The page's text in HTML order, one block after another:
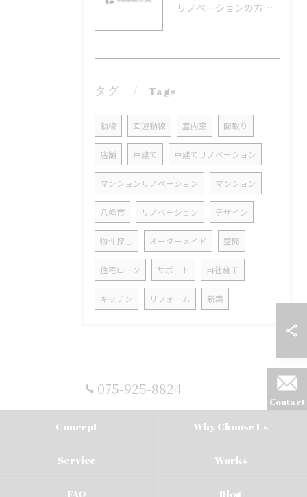
リノベーションの方向性を京都府相楽郡南山城村で実現するための補助金活用と地域資源活用ガイド
タグ Tags
動線 回遊動線 室内窓 間取り
店舗 戸建て 戸建てリノベーション
マンションリノベーション マンション
八幡市 リノベーション デザイン
物件探し オーダーメイド 空間
住宅ローン サポート 自社施工
キッチン リフォーム 新築
075-925-8824
Contact
Concept Why Choose Us
Service Works
FAQ Blog